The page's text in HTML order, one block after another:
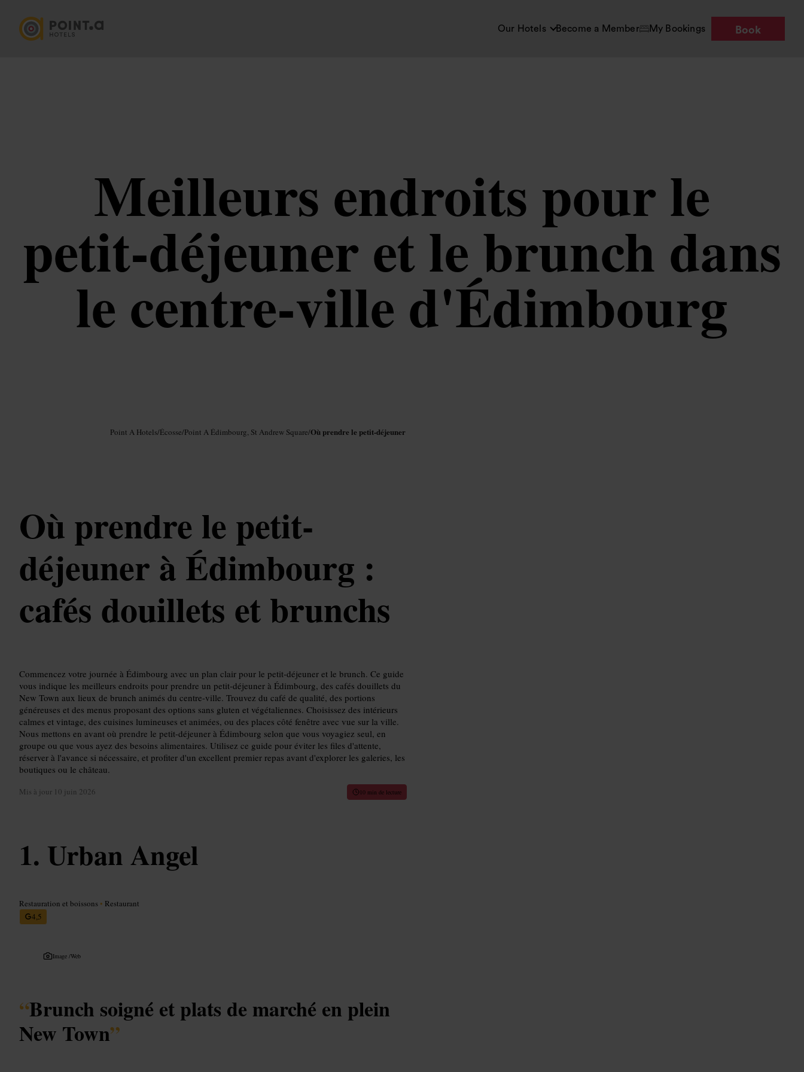
Our Hotels Become a Member My Bookings Book
Meilleurs endroits pour le
petit‑déjeuner et le brunch dans
le centre‑ville d'Édimbourg
Point A Hotels/Écosse/Point A Édimbourg, St Andrew Square/Où prendre le petit-déjeuner
Où prendre le petit-
déjeuner à Édimbourg :
cafés douillets et brunchs
Commencez votre journée à Édimbourg avec un plan clair pour le petit-déjeuner et le brunch. Ce guide
vous indique les meilleurs endroits pour prendre un petit-déjeuner à Édimbourg, des cafés douillets du
New Town aux lieux de brunch animés du centre-ville. Trouvez du café de qualité, des portions
généreuses et des menus proposant des options sans gluten et végétaliennes. Choisissez des intérieurs
calmes et vintage, des cuisines lumineuses et animées, ou des places côté fenêtre avec vue sur la ville.
Nous mettons en avant où prendre le petit-déjeuner à Édimbourg selon que vous voyagiez seul, en
groupe ou que vous ayez des besoins alimentaires. Utilisez ce guide pour éviter les files d'attente,
réserver à l'avance si nécessaire, et profiter d'un excellent premier repas avant d'explorer les galeries, les
boutiques ou le château.
Mis à jour 10 juin 2026 10 min de lecture
Urban Angel
Restauration et boissons • Restaurant
4,5
Image /Web
“Brunch soigné et plats de marché en plein
New Town”